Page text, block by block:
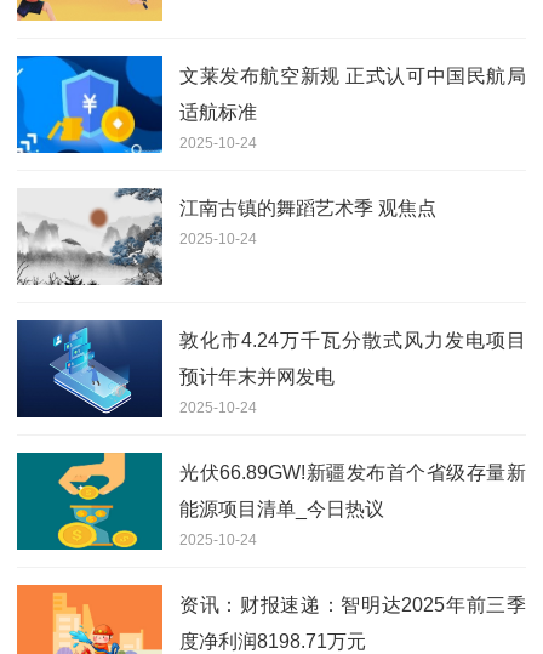
文莱发布航空新规 正式认可中国民航局
适航标准
2025-10-24
江南古镇的舞蹈艺术季 观焦点
2025-10-24
敦化市4.24万千瓦分散式风力发电项目
预计年末并网发电
2025-10-24
光伏66.89GW!新疆发布首个省级存量新
能源项目清单_今日热议
2025-10-24
资讯：财报速递：智明达2025年前三季
度净利润8198.71万元